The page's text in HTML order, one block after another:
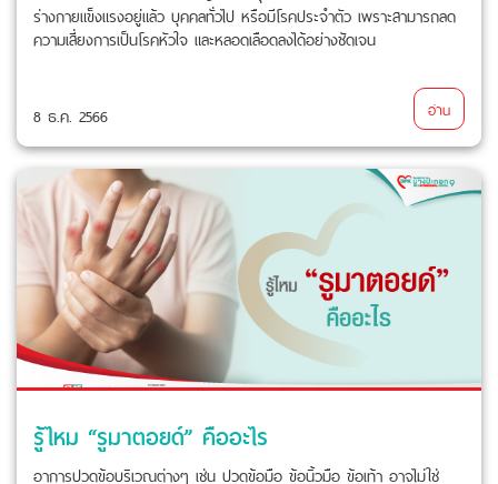
ร่างกายแข็งแรงอยู่แล้ว บุคคลทั่วไป หรือมีโรคประจำตัว เพราะสามารถลด
ความเสี่ยงการเป็นโรคหัวใจ และหลอดเลือดลงได้อย่างชัดเจน
8 ธ.ค. 2566 อ่าน
รู้ไหม “รูมาตอยด์” คืออะไร
อาการปวดข้อบริเวณต่างๆ เช่น ปวดข้อมือ ข้อนิ้วมือ ข้อเท้า อาจไม่ใช่